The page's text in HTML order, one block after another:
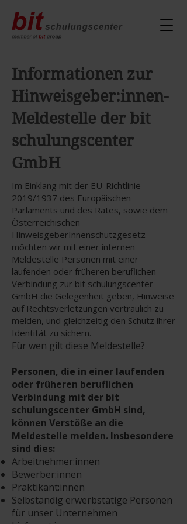
Informationen zur
Hinweisgeber:innen-
Meldestelle der bit
schulungscenter
GmbH
Im Einklang mit der EU-Richtlinie
2019/1937 des Europäischen
Parlaments und des Rates, sowie dem
Österreichischen
HinweisgeberInnenschutzgesetz
möchten wir mit einer internen
Meldestelle Personen mit einer
laufenden oder früheren beruflichen
Verbindung zur bit schulungscenter
GmbH die Gelegenheit geben, Hinweise
auf Rechtsverletzungen vertraulich zu
melden, und gleichzeitig den Schutz ihrer
Identität zu sichern.
Für wen gilt diese Meldestelle?
Personen, die in einer laufenden
oder früheren beruflichen
Verbindung mit der bit
schulungscenter GmbH sind,
können Verstöße an die
Meldestelle melden. Insbesondere
sind dies:
Arbeitnehmer:innen
Bewerber:innen
Praktikant:innen
Selbständig erwerbstätige Personen
für unser Unternehmen